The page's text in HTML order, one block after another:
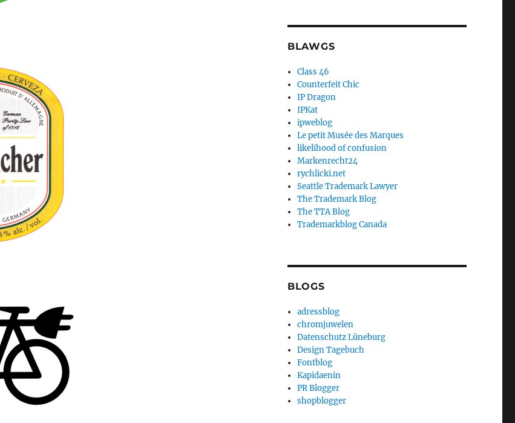
BLAWGS
Class 46
Counterfeit Chic
IP Dragon
IPKat
ipweblog
Le petit Musée des Marques
likelihood of confusion
Markenrecht24
rychlicki.net
Seattle Trademark Lawyer
The Trademark Blog
The TTA Blog
Trademarkblog Canada
BLOGS
adressblog
chromjuwelen
Datenschutz Lüneburg
Design Tagebuch
Fontblog
Kapidaenin
PR Blogger
shopblogger